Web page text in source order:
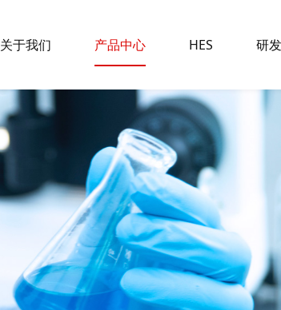
关于我们 产品中心 HES 研发